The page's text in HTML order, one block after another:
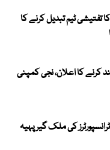
تفتیشی ٹیم تبدیل کرنے کا
سے بند کرنے کا اعلان، نجی کمپنی
کی ملک گیر پہیہ